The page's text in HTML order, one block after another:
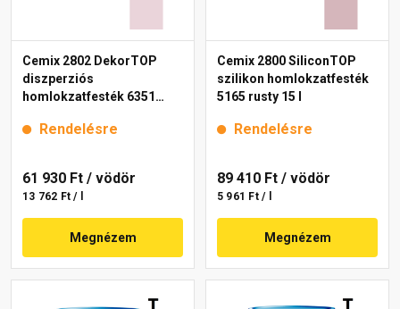
Cemix 2802 DekorTOP
diszperziós
homlokzatfesték 6351
Rendelésre
61 930 Ft / vödör
13 762 Ft / l
Megnézem
Cemix 2800 SiliconTOP
szilikon homlokzatfesték
5165 rusty 15 l
Rendelésre
89 410 Ft / vödör
5 961 Ft / l
Megnézem